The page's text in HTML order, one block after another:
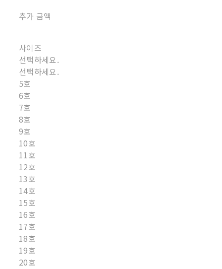
추가 금액
사이즈
선택하세요.
선택하세요.
5호
6호
7호
8호
9호
10호
11호
12호
13호
14호
15호
16호
17호
18호
19호
20호